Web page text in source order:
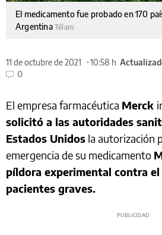
El medicamento fue probado en 170
Argentina Télam
11 de octubre de 2021 10:58 h
0
El empresa farmacéutica Merck
solicitó a las autoridades
Estados Unidos la autorización
emergencia de su medicamento
píldora experimental contra
pacientes graves.